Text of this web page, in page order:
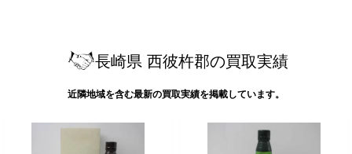
長崎県 西彼杵郡の買取実績
近隣地域を含む最新の買取実績を掲載しています。